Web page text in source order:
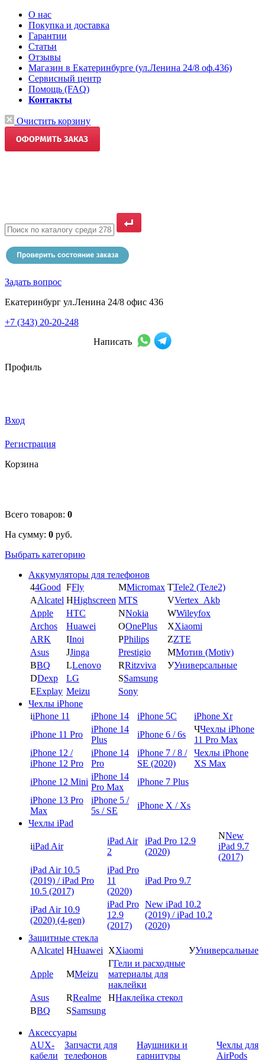
О нас
Покупка и доставка
Гарантии
Статьи
Отзывы
Магазин в Екатеринбурге (ул.Ленина 24/8 оф.436)
Сервисный центр
Помощь (FAQ)
Контакты
Очистить корзину
Задать вопрос
Екатеринбург ул.Ленина 24/8 офис 436
+7 (343) 20-20-248
Написать
Профиль
Вход
Регистрация
Корзина
Всего товаров: 0
На сумму: 0 руб.
Выбрать категорию
Аккумуляторы для телефонов
44Good FFly MMicromax TTele2 (Теле2)
AAlcatel HHighscreen MTS VVertex_Akb
Apple
HTC NNokia WWileyfox
Archos
Huawei OOnePlus XXiaomi
ARK
IInoi PPhilips ZZTE
Asus
JJinga Prestigio ММотив (Motiv)
BBQ LLenovo RRitzviva УУниверсальные
DDexp LG SSamsung
EExplay Meizu
Sony
Чехлы iPhone
iiPhone 11 iPhone 14 iPhone 5C
iPhone Xr
iPhone 11 Pro
iPhone 14
Plus
iPhone 6 / 6s
ЧЧехлы iPhone
11 Pro Max
iPhone 12 /
iPhone 12 Pro
iPhone 14
Pro
iPhone 7 / 8 /
SE (2020)
Чехлы iPhone
XS Max
iPhone 12 Mini
iPhone 14
Pro Max
iPhone 7 Plus
iPhone 13 Pro
Max
iPhone 5 /
5s / SE
iPhone X / Xs
Чехлы iPad
iiPad Air
iPad Air
2
iPad Pro 12.9
(2020)
NNew
iPad 9.7
(2017)
iPad Air 10.5
(2019) / iPad Pro
10.5 (2017)
iPad Pro
11
(2020)
iPad Pro 9.7
iPad Air 10.9
(2020) (4-gen)
iPad Pro
12.9
(2017)
New iPad 10.2
(2019) / iPad 10.2
(2020)
Защитные стекла
AAlcatel HHuawei XXiaomi УУниверсальные
Apple MMeizu
ГГели и расходные
материалы для
наклейки
Asus
RRealme ННаклейка стекол
BBQ SSamsung
Аксессуары
AUX-
кабели
Запчасти для
телефонов
Наушники и
гарнитуры
Чехлы для
AirPods